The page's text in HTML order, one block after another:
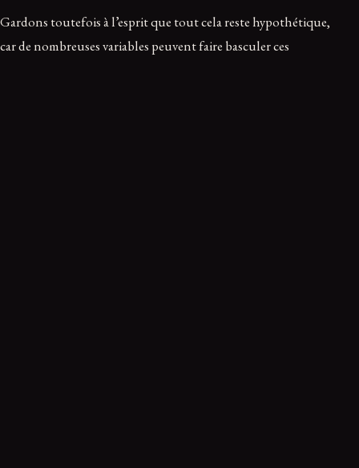
Gardons toutefois à l’esprit que tout cela reste hypothétique,
car de nombreuses variables peuvent faire basculer ces